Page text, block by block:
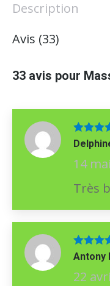
Description
Avis (33)
33 avis pour
Note5
14
Très
Note5
Antony
22